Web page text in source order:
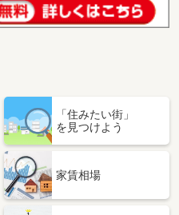
「住みたい街」
を見つけよう
家賃相場